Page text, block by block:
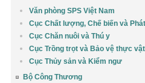
Văn phòng SPS Việt Nam
Cục Chất lượng, Chế biến và
Cục Chăn nuôi và Thú y
Cục Trồng trọt và Bảo vệ thực vật
Cục Thủy sản và Kiểm ngư
Bộ Công Thương